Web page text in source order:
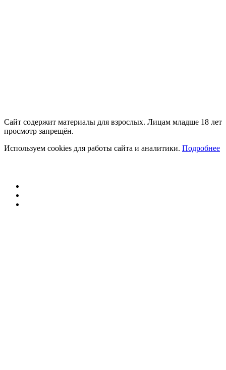
Сайт содержит материалы для взрослых. Лицам младше 18 лет
просмотр запрещён.
Используем cookies для работы сайта и аналитики. Подробнее